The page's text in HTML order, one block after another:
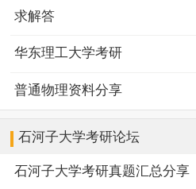
求解答
华东理工大学考研
普通物理资料分享
石河子大学考研论坛
石河子大学考研真题汇总分享